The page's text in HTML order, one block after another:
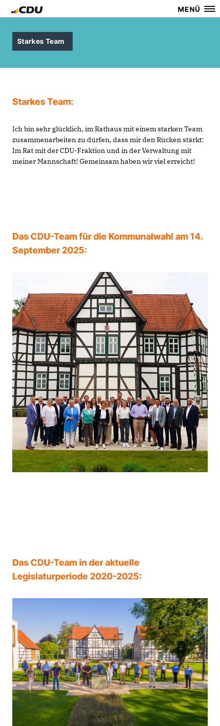
MENÜ
Starkes Team
Starkes Team:
Ich bin sehr glücklich, im Rathaus mit einem starken Team
zusammenarbeiten zu dürfen, dass mir den Rücken stärkt:
Im Rat mit der CDU-Fraktion und in der Verwaltung mit
meiner Mannschaft! Gemeinsam haben wir viel erreicht!
Das CDU-Team für die Kommunalwahl am 14.
September 2025:
Das CDU-Team in der aktuelle
Legislaturperiode 2020-2025: